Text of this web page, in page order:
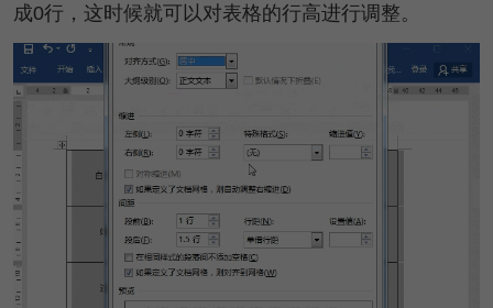
成0行，这时候就可以对表格的行高进行调整。